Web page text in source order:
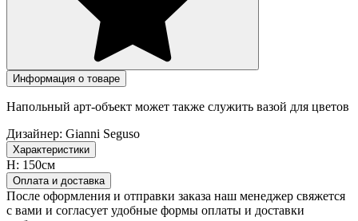
Информация о товаре
Напольный арт-объект может также служить вазой для цветов
Дизайнер: Gianni Seguso
Характеристики
H: 150см
Оплата и доставка
После оформления и отправки заказа наш менеджер свяжется
с вами и согласует удобные формы оплаты и доставки